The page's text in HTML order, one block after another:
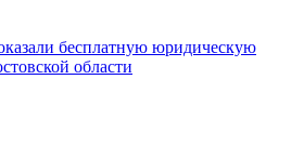
бесплатную юридическую
области